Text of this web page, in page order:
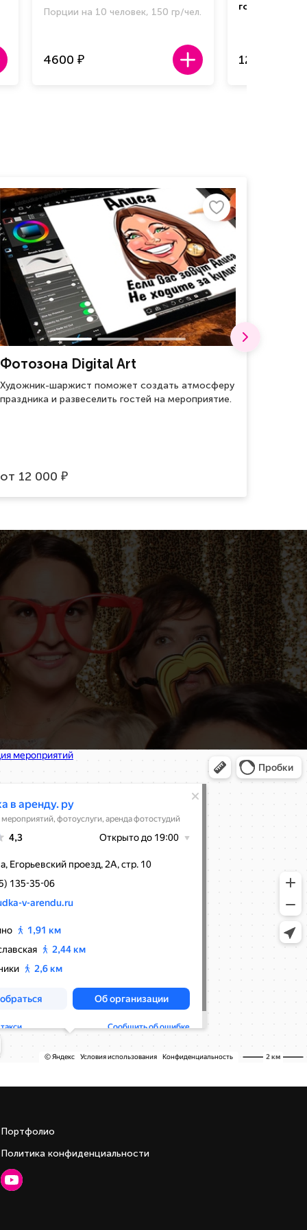
Порции на 10 человек, 150 гр/чел.
4600 ₽
голограф.
12 000
Фотозона Digital Art
Художник-шаржист поможет создать атмосферу
праздника и развеселить гостей на мероприятие.
от 12 000 ₽
Портфолио
Политика конфиденциальности